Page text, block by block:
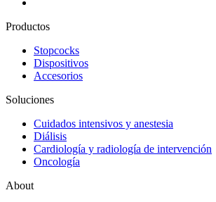
Productos
Stopcocks
Dispositivos
Accesorios
Soluciones
Cuidados intensivos y anestesia
Diálisis
Cardiología y radiología de intervención
Oncología
About